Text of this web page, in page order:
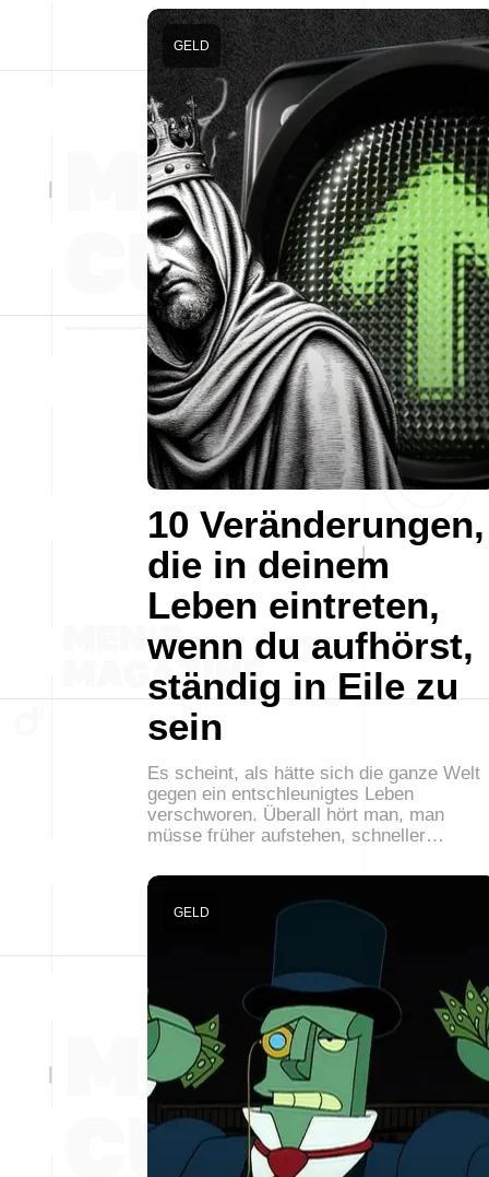
10 Veränderungen,
die in deinem
Leben eintreten,
wenn du aufhörst,
ständig in Eile zu
sein
GELD
Es scheint, als hätte sich die ganze Welt
gegen ein entschleunigtes Leben
verschworen. Überall hört man, man
müsse früher aufstehen, schneller…
GELD